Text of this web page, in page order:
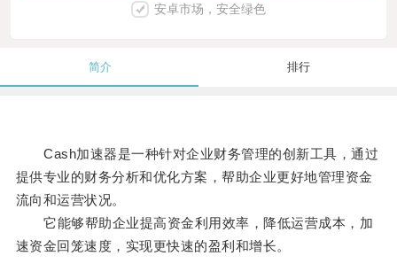
安卓市场，安全绿色
简介 排行
Cash加速器是一种针对企业财务管理的创新工具，通过
提供专业的财务分析和优化方案，帮助企业更好地管理资金
流向和运营状况。
它能够帮助企业提高资金利用效率，降低运营成本，加
速资金回笼速度，实现更快速的盈利和增长。